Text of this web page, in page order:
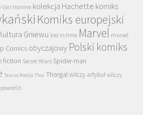
Van Hamme kolekcja Hachette komiks
Komiks europejski
Gniewu lost in time Marvel marvel
Comics obyczajowy Polski komiks
fiction Secret Wars Spider-man
Taurus Media Thor Thorgalwilczy artykuł wilczy